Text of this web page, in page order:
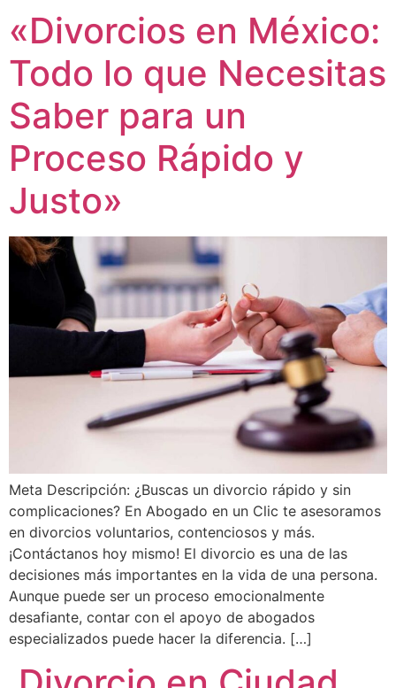
«Divorcios en México:
Todo lo que Necesitas
Saber para un
Proceso Rápido y
Justo»
Meta Descripción: ¿Buscas un divorcio rápido y sin
complicaciones? En Abogado en un Clic te asesoramos
en divorcios voluntarios, contenciosos y más.
¡Contáctanos hoy mismo! El divorcio es una de las
decisiones más importantes en la vida de una persona.
Aunque puede ser un proceso emocionalmente
desafiante, contar con el apoyo de abogados
especializados puede hacer la diferencia. […]